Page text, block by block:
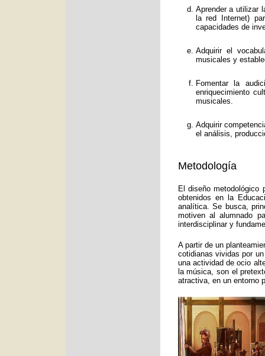
Aprender a utilizar
la red Internet)
capacidades de
Adquirir el
musicales y
Fomentar la
enriquecimiento
musicales.
Adquirir
el análisis,
Metodología
El diseño metodológico
obtenidos en la
analítica. Se busca,
motiven al alumnado
interdisciplinar y
A partir de un
cotidianas vividas por
una actividad de ocio
la música, son el
atractiva, en un entorno